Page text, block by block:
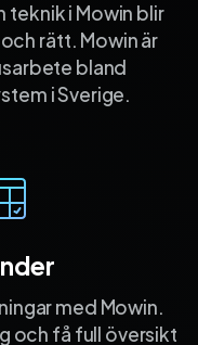
teknik i Mowin blir
rätt. Mowin är
bland
i Sverige.
med Mowin.
och få full översikt